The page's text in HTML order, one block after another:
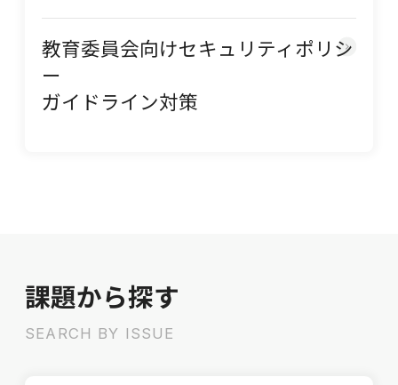
教育委員会向けセキュリティポリシ
ー
ガイドライン対策
課題から探す
SEARCH BY ISSUE